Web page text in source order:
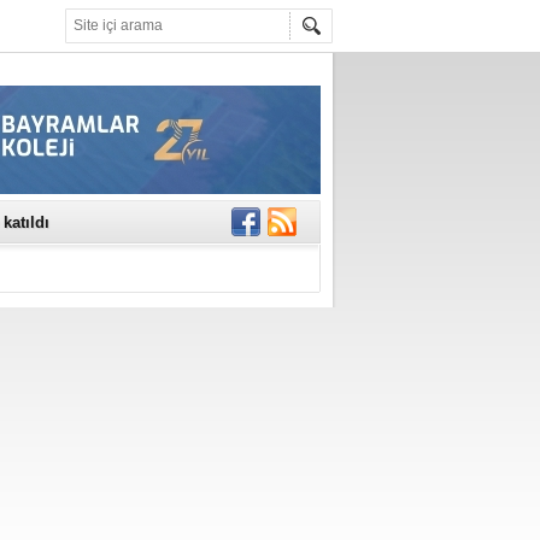
DOĞRU